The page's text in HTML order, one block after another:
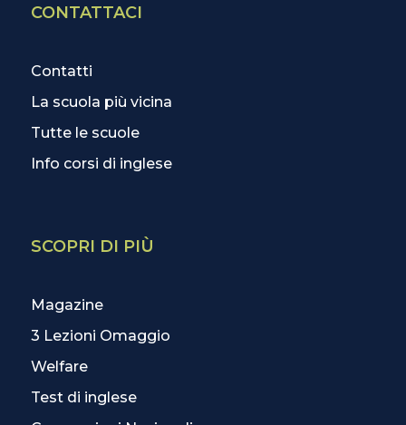
CONTATTACI
Contatti
La scuola più vicina
Tutte le scuole
Info corsi di inglese
SCOPRI DI PIÙ
Magazine
3 Lezioni Omaggio
Welfare
Test di inglese